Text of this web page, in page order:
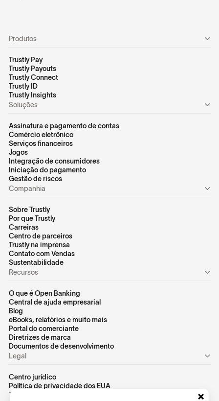
Produtos
Trustly Pay
Trustly Payouts
Trustly Connect
Trustly ID
Trustly Insights
Soluções
Assinatura e pagamento de contas
Comércio eletrônico
Serviços financeiros
Jogos
Integração de consumidores
Iniciação do pagamento
Gestão de riscos
Companhia
Sobre Trustly
Por que Trustly
Carreiras
Centro de parceiros
Trustly na imprensa
Contato com Vendas
Sustentabilidade
Recursos
O que é Open Banking
Central de ajuda empresarial
Blog
eBooks, relatórios e muito mais
Portal do comerciante
Diretrizes de marca
Documentos de desenvolvimento
Legal
Centro jurídico
Política de privacidade dos EUA
Termos de uso dos EUA